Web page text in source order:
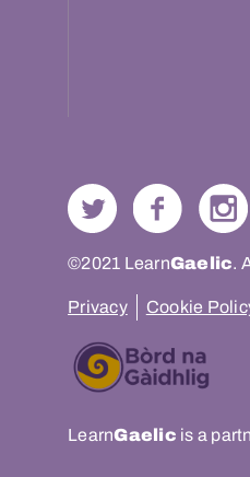
©2021 LearnGaelic.
Privacy Cookie
LearnGaelic is a